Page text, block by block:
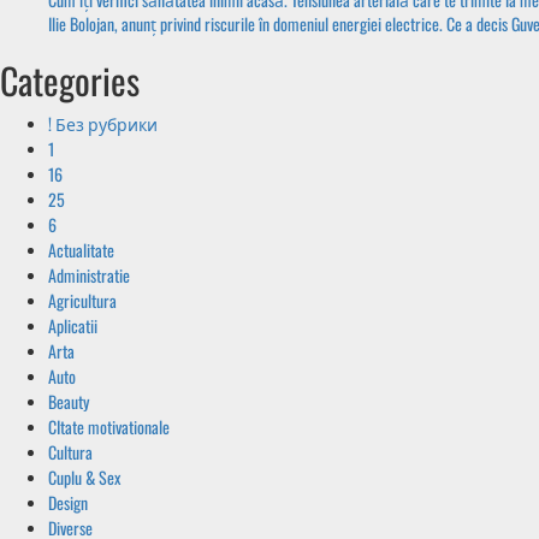
Ilie Bolojan, anunț privind riscurile în domeniul energiei electrice. Ce a decis
Categories
! Без рубрики
1
16
25
6
Actualitate
Administratie
Agricultura
Aplicatii
Arta
Auto
Beauty
CItate motivationale
Cultura
Cuplu & Sex
Design
Diverse